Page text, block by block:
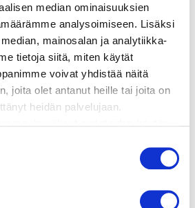
median ominaisuuksien
analysoimiseen. Lisäksi
mainosalan ja analytiikka-
tietoja siitä, miten käytät
voivat yhdistää näitä
joita olet antanut heille tai joita on
heidän palvelujaan.